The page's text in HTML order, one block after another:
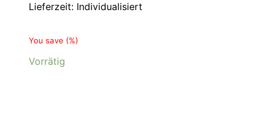
Lieferzeit: Individualisiert
You save (%)
Vorrätig